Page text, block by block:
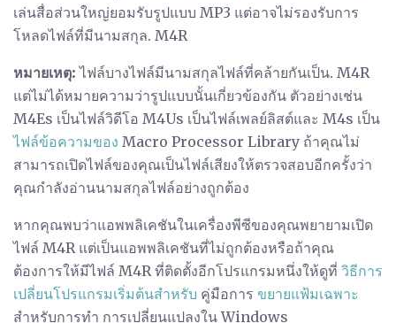
เล่นสื่อส่วนใหญ่ยอมรับรูปแบบ MP3 แต่อาจไม่รองรับการ
โหลดไฟล์ที่มีนามสกุล. M4R
หมายเหตุ: ไฟล์บางไฟล์มีนามสกุลไฟล์ที่คล้ายกันเป็น. M4R
แต่ไม่ได้หมายความว่ารูปแบบนั้นเกี่ยวข้องกัน ตัวอย่างเช่น
M4Es เป็นไฟล์วิดีโอ M4Us เป็นไฟล์เพลย์ลิสต์และ M4s เป็น
ไฟล์ข้อความของ Macro Processor Library ถ้าคุณไม่
สามารถเปิดไฟล์ของคุณเป็นไฟล์เสียงให้ตรวจสอบอีกครั้งว่า
คุณกำลังอ่านนามสกุลไฟล์อย่างถูกต้อง
หากคุณพบว่าแอพพลิเคชันในเครื่องพีซีของคุณพยายามเปิด
ไฟล์ M4R แต่เป็นแอพพลิเคชันที่ไม่ถูกต้องหรือถ้าคุณ
ต้องการให้มีไฟล์ M4R ที่ติดตั้งอีกโปรแกรมหนึ่งให้ดูที่ วิธีการ
เปลี่ยนโปรแกรมเริ่มต้นสำหรับ คู่มือการ ขยายแฟ้มเฉพาะ
สำหรับการทำ การเปลี่ยนแปลงใน Windows